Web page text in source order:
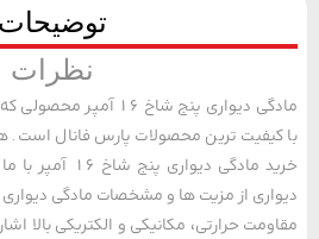
توضیحات
نظرات
مادگی دیواری پنج شاخ 16 آمپر
ترین محصولات پارس فانال است. همچنین
خرید مادگی دیواری پنج شاخ
حرارتی، مکانیکی و الکتریکی بالا اشاره